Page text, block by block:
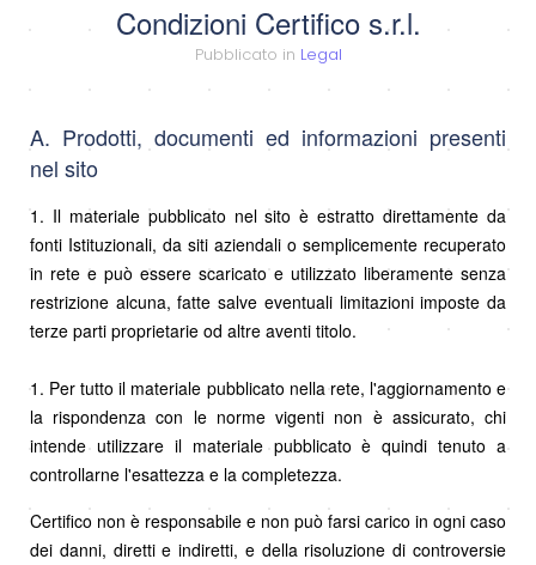
Condizioni Certifico s.r.l.
Pubblicato in Legal
A. Prodotti, documenti ed informazioni presenti
nel sito
1. Il materiale pubblicato nel sito è estratto direttamente da
fonti Istituzionali, da siti aziendali o semplicemente recuperato
in rete e può essere scaricato e utilizzato liberamente senza
restrizione alcuna, fatte salve eventuali limitazioni imposte da
terze parti proprietarie od altre aventi titolo.
1. Per tutto il materiale pubblicato nella rete, l'aggiornamento e
la rispondenza con le norme vigenti non è assicurato, chi
intende utilizzare il materiale pubblicato è quindi tenuto a
controllarne l'esattezza e la completezza.
Certifico non è responsabile e non può farsi carico in ogni caso
dei danni, diretti e indiretti, e della risoluzione di controversie